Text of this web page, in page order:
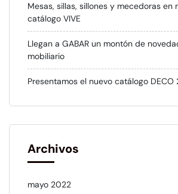
Mesas, sillas, sillones y mecedoras en
catálogo VIVE
Llegan a GABAR un montón de
mobiliario
Presentamos el nuevo catálogo DECO
Archivos
mayo 2022